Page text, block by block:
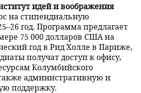
идей и воображения
на стипендиальную
год. Программа предлагает
75 000 долларов США на
год в Рид Холле в Париже,
получат доступ к офису,
Колумбийского
административную и
поддержку.